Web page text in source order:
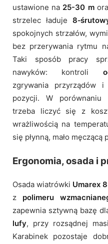
ustawione na 25-30 m
strzelec ładuje
spokojnych strzałów,
bez przerywania rytmu
Taki sposób pracy
nawyków: kontroli
zgrywania przyrządów i
pozycji. W porównaniu
trzeba liczyć się z
wrażliwością na
się płynną, mało męczącą
Ergonomia, osada i
Osada wiatrówki Umarex
z polimeru
zapewnia sztywną bazę
lufy, przy rozsądnej
Karabinek pozostaje